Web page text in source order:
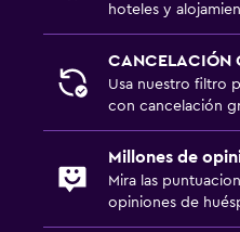
hoteles y
CANCELACIÓN
Usa nuestro filtro
con cancelación
Millones de
Mira las
opiniones de